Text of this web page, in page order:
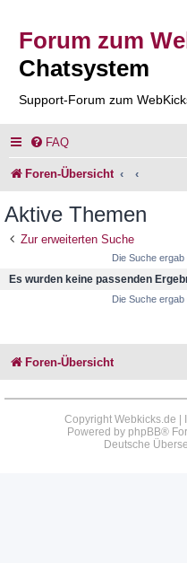
Forum zum
Chatsystem
Support-Forum zum
FAQ
Foren-Übersicht
Aktive Themen
Zur erweiterten Suche
Die Suche
Es wurden keine passenden
Die Suche
Foren-Übersicht
Copyright Webkicks.de |
Powered by phpBB®
Deutsche